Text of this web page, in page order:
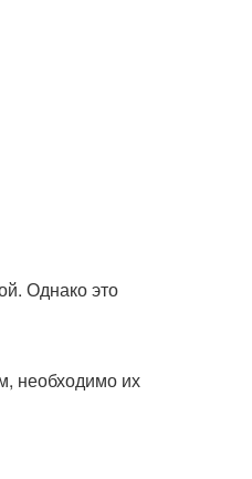
Однако это
необходимо их